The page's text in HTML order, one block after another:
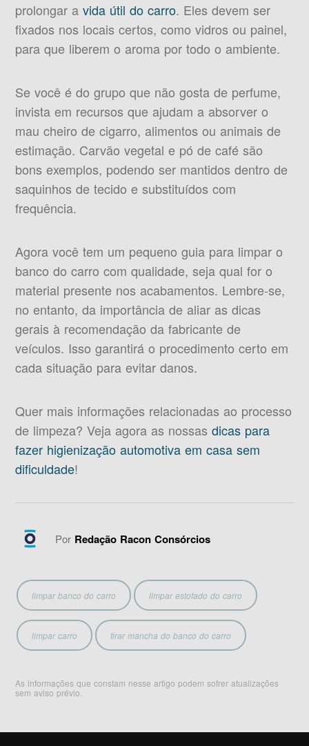
prolongar avida útil do carro. Eles devem ser
fixados nos locais certos, como vidros ou painel,
para que liberem o aroma por todo o ambiente.
Se você é do grupo que não gosta de perfume,
invista em recursos que ajudam a absorver o
mau cheiro de cigarro, alimentos ou animais de
estimação. Carvão vegetal e pó de café são
bons exemplos, podendo ser mantidos dentro de
saquinhos de tecido e substituídos com
frequência.
Agora você tem um pequeno guia para limpar o
banco do carro com qualidade, seja qual for o
material presente nos acabamentos. Lembre-se,
no entanto, da importância de aliar as dicas
gerais à recomendação da fabricante de
veículos. Isso garantirá o procedimento certo em
cada situação para evitar danos.
Quer mais informações relacionadas ao processo
de limpeza? Veja agora as nossasdicas para
fazer higienização automotiva em casa sem
dificuldade!
Por Redação Racon Consórcios
limpar banco do carro limpar estofado do carro
limpar carro tirar mancha do banco do carro
As informações que constam nesse artigo podem sofrer atualizações
sem aviso prévio.